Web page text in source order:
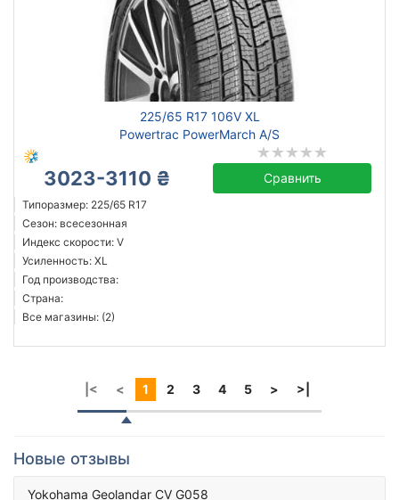
225/65 R17 106V XL
Powertrac PowerMarch A/S
3023-3110 ₴ Сравнить
Типоразмер: 225/65 R17
Сезон: всесезонная
Индекс скорости: V
Усиленность: XL
Год производства:
Страна:
Все магазины: (2)
|< < 1 2 3 4 5 > >|
Новые отзывы
Yokohama Geolandar CV G058